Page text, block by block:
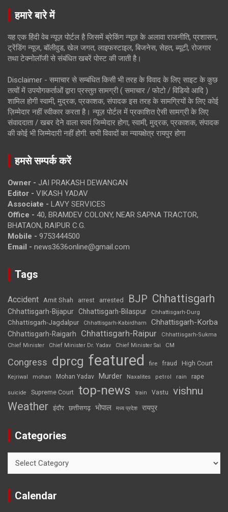
हमारे बारे में
यह एक हिंदी वेब न्यूज़ पोर्टल है जिसमें ब्रेकिंग न्यूज़ के अलावा राजनीति, प्रशासन,
ट्रेंडिंग न्यूज, बॉलीवुड, खेल जगत, लाइफस्टाइल, बिजनेस, सेहत, ब्यूटी, रोजगार
तथा टेक्नोलॉजी से संबंधित खबरें पोस्ट की जाती है।
Disclaimer - समाचार से सम्बंधित किसी भी तरह के विवाद के लिए साइट के कुछ
तत्वों में उपयोगकर्ताओं द्वारा प्रस्तुत सामग्री ( समाचार / फोटो / विडियो आदि )
शामिल होगी स्वामी, मुद्रक, प्रकाशक, संपादक इस तरह के सामग्रियों के लिए कोई
ज़िम्मेदार नहीं स्वीकार करता है। न्यूज़ पोर्टल में प्रकाशित ऐसी सामग्री के लिए
संवाददाता / खबर देने वाला स्वयं जिम्मेदार होगा, स्वामी, मुद्रक, प्रकाशक, संपादक
की कोई भी जिम्मेदारी नहीं होगी. सभी विवादों का न्यायक्षेत्र रायपुर होगा
हमसे सम्पर्क करें
Owner - JAI PRAKASH DEWANGAN
Editor - VIKASH YADAV
Associate - LAVY SERVICES
Office - 40, BRAMDEV COLONY, NEAR SAPNA TRACTOR,
BHATAON, RAIPUR C.G.
Mobile - 9753444500
Email - news3636online@gmail.com
Tags
Accident Amit Shah arrest arrested BJP Chhattisgarh
Chhattisgarh-Bijapur Chhattisgarh-Bilaspur Chhattisgarh-Durg
Chhattisgarh-Jagdalpur Chhattisgarh-Kabirdham Chhattisgarh-Korba
Chhattisgarh-Raigarh Chhattisgarh-Raipur
Chhattisgarh-Sukma
Chief Minister
Chief Minister Dr. Yadav Chief Minister Sai CM
Congress dprcg featured fire fraud High Court
Kejriwal mohan Mohan Yadav Murder Naxalites petrol rain rape
suicide Supreme Court top-news train Vastu vishnu
Weather इंदौर छत्तीसगढ़ भोपाल मध्य प्रदेश रायपुर
Categories
Calendar